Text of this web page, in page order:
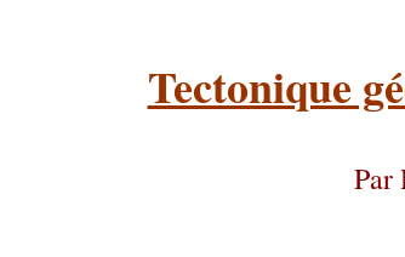
Tectonique
Par